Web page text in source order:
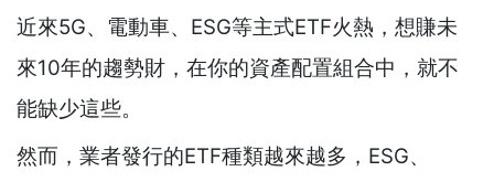
近來5G、電動車、ESG等主式ETF火熱，想賺未
來10年的趨勢財，在你的資產配置組合中，就不
能缺少這些。
然而，業者發行的ETF種類越來越多，ESG、